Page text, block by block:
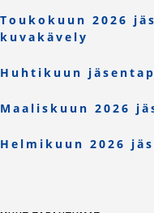
Toukokuun 2026
kuvakävely
Huhtikuun
Maaliskuun 2026
Helmikuun 2026